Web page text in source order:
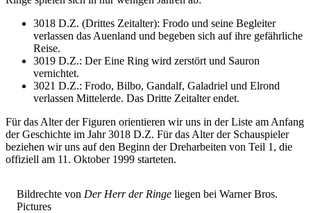
3018 D.Z. (Drittes Zeitalter): Frodo und seine Begleiter
verlassen das Auenland und begeben sich auf ihre gefährliche
Reise.
3019 D.Z.: Der Eine Ring wird zerstört und Sauron
vernichtet.
3021 D.Z.: Frodo, Bilbo, Gandalf, Galadriel und Elrond
verlassen Mittelerde. Das Dritte Zeitalter endet.
Für das Alter der Figuren orientieren wir uns in der Liste am Anfang
der Geschichte im Jahr 3018 D.Z. Für das Alter der Schauspieler
beziehen wir uns auf den Beginn der Dreharbeiten von Teil 1, die
offiziell am 11. Oktober 1999 starteten.
Bildrechte von Der Herr der Ringe liegen bei Warner Bros.
Pictures